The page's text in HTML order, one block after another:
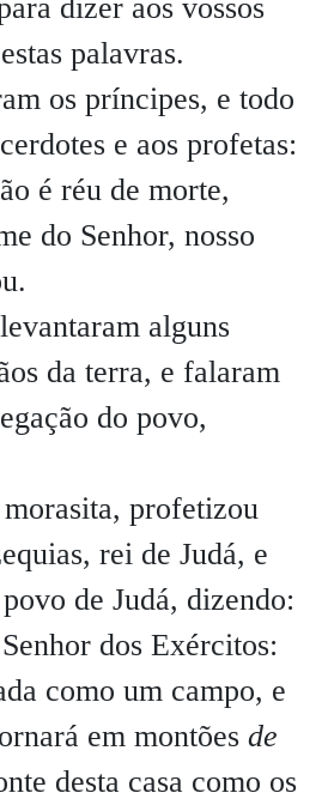
dizer aos vossos
palavras.
os príncipes, e todo
e aos profetas:
é réu de morte,
do Senhor, nosso
alguns
da terra, e falaram
do povo,
profetizou
rei de Judá, e
de Judá, dizendo:
dos Exércitos:
como um campo, e
em montões de
desta casa como os